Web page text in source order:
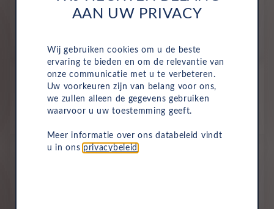
592
Voorraad
Opel Mokka
Edition 1.2 Turbo 96kW
All-inclusive prijs
AAN UW PRIVACY
Wij gebruiken cookies om u de beste
ervaring te bieden en om de relevantie van
onze communicatie met u te verbeteren.
Uw voorkeuren zijn van belang voor ons,
we zullen alleen de gegevens gebruiken
waarvoor u uw toestemming geeft.
Meer informatie over ons databeleid vindt
u in ons privacybeleid